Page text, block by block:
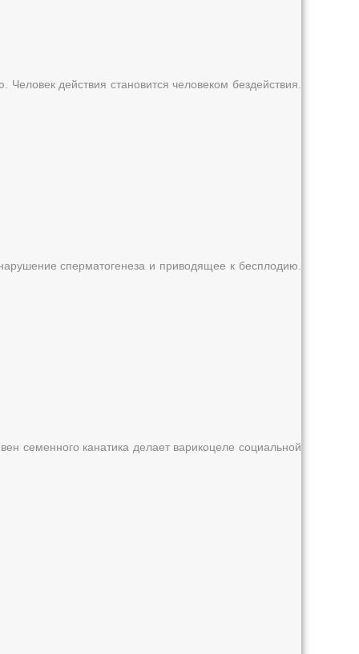
действия становится человеком бездействия.
сперматогенеза и приводящее к бесплодию.
семенного канатика делает варикоцеле социальной